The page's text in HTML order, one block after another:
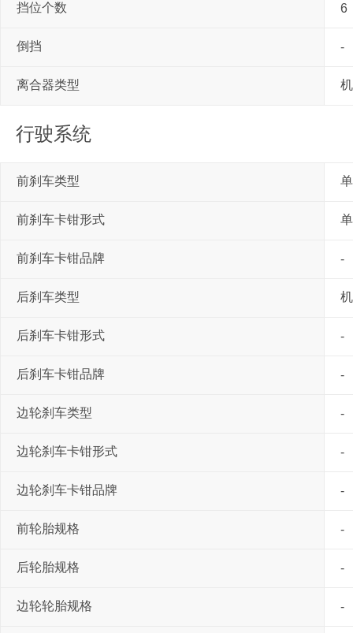
挡位个数 6
倒挡 -
离合器类型
行驶系统
前刹车类型
前刹车卡钳形式
前刹车卡钳品牌 -
后刹车类型
后刹车卡钳形式 -
后刹车卡钳品牌 -
边轮刹车类型 -
边轮刹车卡钳形式 -
边轮刹车卡钳品牌 -
前轮胎规格 -
后轮胎规格 -
边轮轮胎规格 -